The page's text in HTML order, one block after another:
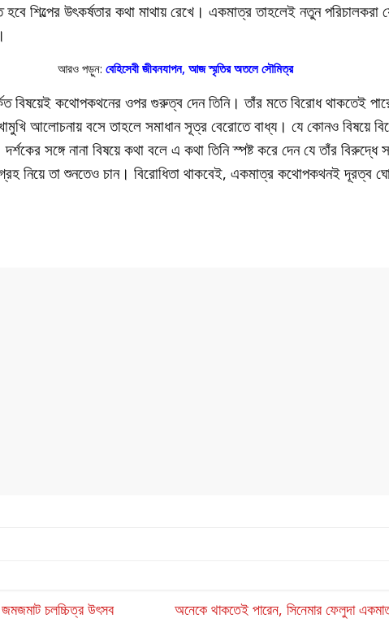
শিল্পের উৎকর্ষতার কথা মাথায় রেখে। একমাত্র তাহলেই নতুন পরিচালকরা
আরও পড়ুন: বেহিসেবী জীবনযাপন, আজ স্মৃতির অতলে সৌমিত্র
বিষয়েই কথোপকথনের ওপর গুরুত্ব দেন তিনি। তাঁর মতে বিরোধ থাকতেই
আলোচনায় বসে তাহলে সমাধান সূত্র বেরোতে বাধ্য। যে কোনও বিষয়ে
সঙ্গে নানা বিষয়ে কথা বলে এ কথা তিনি স্পষ্ট করে দেন যে তাঁর
নিয়ে তা শুনতেও চান। বিরোধিতা থাকবেই, একমাত্র কথোপকথনই দূরত্ব
জমজমাট চলচ্চিত্র উৎসব অনেকে থাকতেই পারেন, সিনেমার ফেলুদা